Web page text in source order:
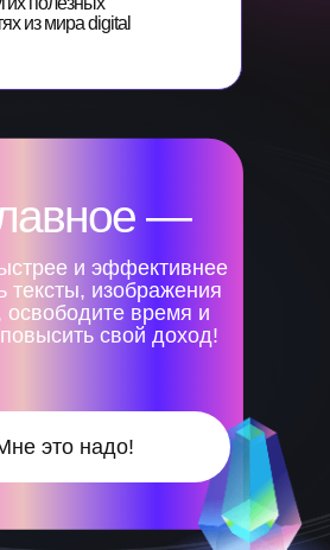
из мира digital
—
и эффективнее
тексты, изображения
освободите время и
свой доход!
это надо!